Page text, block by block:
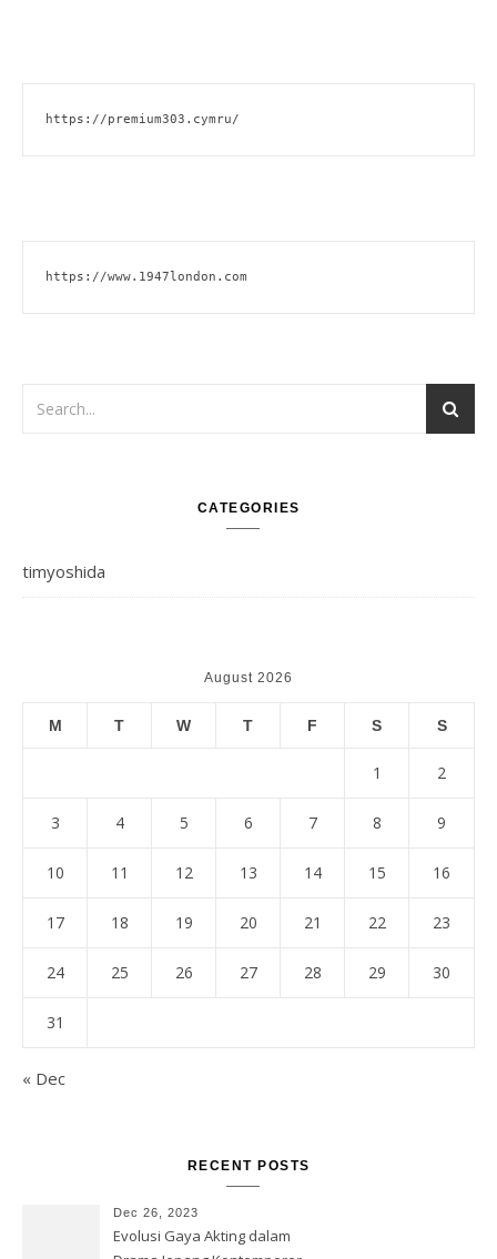
https://premium303.cymru/
https://www.1947london.com
CATEGORIES
timyoshida
August 2026
M T W T F S S
1 2
3 4 5 6 7 8 9
10 11 12 13 14 15 16
17 18 19 20 21 22 23
24 25 26 27 28 29 30
31
« Dec
RECENT POSTS
Dec 26, 2023
Evolusi Gaya Akting dalam